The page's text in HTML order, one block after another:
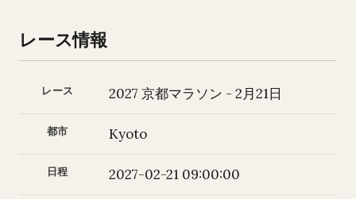
レース情報
レース 2027 京都マラソン - 2月21日
都市 Kyoto
日程 2027-02-21 09:00:00